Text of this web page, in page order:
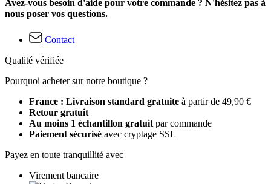
Avez-vous besoin d'aide pour votre commande ? N'hésitez pas à
nous poser vos questions.
Contact
Qualité vérifiée
Pourquoi acheter sur notre boutique ?
France : Livraison standard gratuite à partir de 49,90 €
Retour gratuit
Au moins 1 échantillon gratuit par commande
Paiement sécurisé avec cryptage SSL
Payez en toute tranquillité avec
Virement bancaire